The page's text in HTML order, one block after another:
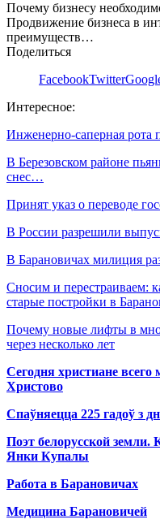
Почему бизнесу
Продвижение бизнеса в
преимуществ…
Поделиться
FacebookTwitter
Интересное:
Инженерно-саперная рота
В Березовском районе
снес…
Принят указ о переводе
В России разрешили
В Барановичах милиция
Сносим и перестраиваем:
старые постройки в
Почему новые лифты в
через несколько лет
Сегодня христиане
Христово
Спаўняецца 225 гадоў з
Поэт белорусской земли.
Янки Купалы
Работа в Барановичах
Медицина Барановичей